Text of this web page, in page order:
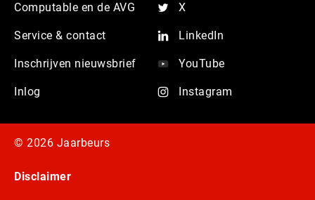
Computable en de AVG
Service & contact
Inschrijven nieuwsbrief
Inlog
X
LinkedIn
YouTube
Instagram
© 2026 Jaarbeurs
Disclaimer